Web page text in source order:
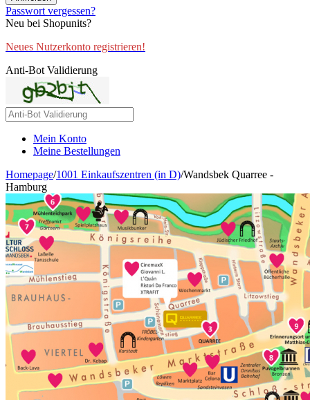
Passwort vergessen?
Neu bei Shopunits?
Neues Nutzerkonto registrieren!
Anti-Bot Validierung
Mein Konto
Meine Bestellungen
Homepage/1001 Einkaufszentren (in D)/Wandsbek Quarree -
Hamburg